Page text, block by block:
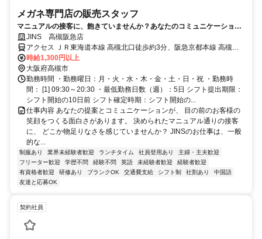
メガネ専門店の販売スタッフ
マニュアルの接客に、飽きていませんか？あなたのコミュニケーション
力・提案力を活かし、お客様の日常を変えるプロの接客へ。
JINS 高槻阪急店
アクセス ＪＲ東海道本線 高槻北口徒歩約3分、阪急京都本線 高槻市
出入口6徒歩約11分、ＪＲ東海道本線 摂津富田北口徒歩約41分 高槻
駅より徒歩3分
時給1,300円以上
大阪府高槻市
勤務時間 ・勤務曜日：月・火・水・木・金・土・日・祝 ・勤務時
間： [1] 09:30～20:30 ・最低勤務日数（週）：5日 シフト提出期限：
シフト開始の10日前 シフト確定時期：シフト開始の...
仕事内容 あなたの提案とコミュニケーションが、 目の前のお客様の
笑顔をつくる面白さがあります。 決められたマニュアル通りの接客
に、 どこか物足りなさを感じていませんか？ JINSのお仕事は、一般
的な...
制服あり 業界未経験者歓迎 ランチタイム 社員登用あり
主婦・主夫歓迎
フリーター歓迎
学歴不問 経験不問 英語 未経験者歓迎
経験者歓迎
有資格者歓迎
研修あり ブランクOK 交通費支給 シフト制 社割あり
中国語
友達と応募OK
契約社員